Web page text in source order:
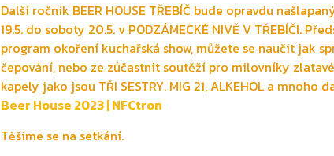
Další ročník BEER HOUSE TŘEBÍČ bude opravdu
19.5. do soboty 20.5. v PODZÁMECKÉ NIVĚ V TŘEBÍČI.
program okoření kuchařská show, můžete se naučit jak
čepování, nebo ze zúčastnit soutěží pro milovníky
kapely jako jsou TŘI SESTRY. MIG 21, ALKEHOL a
Beer House 2023 | NFCtron
Těšíme se na setkání.